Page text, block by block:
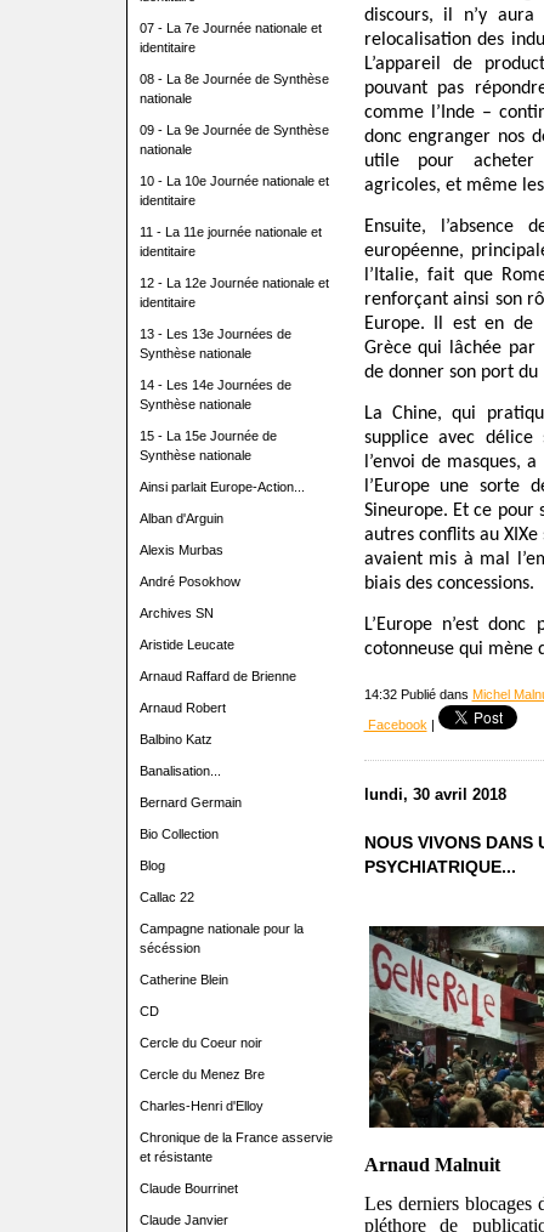
07 - La 7e Journée nationale et
identitaire
08 - La 8e Journée de Synthèse
nationale
09 - La 9e Journée de Synthèse
nationale
10 - La 10e Journée nationale et
identitaire
11 - La 11e journée nationale et
identitaire
12 - La 12e Journée nationale et
identitaire
13 - Les 13e Journées de
Synthèse nationale
14 - Les 14e Journées de
Synthèse nationale
15 - La 15e Journée de
Synthèse nationale
Ainsi parlait Europe-Action...
Alban d'Arguin
Alexis Murbas
André Posokhow
Archives SN
Aristide Leucate
Arnaud Raffard de Brienne
Arnaud Robert
Balbino Katz
Banalisation...
Bernard Germain
Bio Collection
Blog
Callac 22
Campagne nationale pour la
sécéssion
Catherine Blein
CD
Cercle du Coeur noir
Cercle du Menez Bre
Charles-Henri d'Elloy
Chronique de la France asservie
et résistante
Claude Bourrinet
Claude Janvier
discours, il n’y
relocalisation des
L’appareil de
pouvant pas
comme l’Inde –
donc engranger nos
utile pour acheter
agricoles, et même
Ensuite, l’absence
européenne,
l’Italie, fait que
renforçant ainsi son
Europe. Il est en de
Grèce qui lâchée par
de donner son port du
La Chine, qui
supplice avec délice
l’envoi de masques,
l’Europe une sorte
Sineurope. Et ce pour
autres conflits au XIXe
avaient mis à mal
biais des concessions.
L’Europe n’est
cotonneuse qui mène
14:32 Publié dans Michel
Facebook|
lundi, 30 avril 2018
NOUS VIVONS DANS
PSYCHIATRIQUE...
Arnaud Malnuit
Les derniers blocages
pléthore de